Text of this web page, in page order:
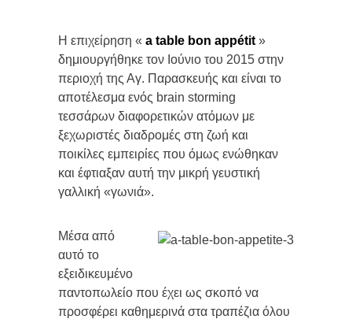
Η επιχείρηση « a table bon appétit »
δημιουργήθηκε τον Ιούνιο του 2015 στην
περιοχή της Αγ. Παρασκευής και είναι το
αποτέλεσμα ενός brain storming
τεσσάρων διαφορετικών ατόμων με
ξεχωριστές διαδρομές στη ζωή και
ποικίλες εμπειρίες που όμως ενώθηκαν
και έφτιαξαν αυτή την μικρή γευστική
γαλλική «γωνιά».
Μέσα από
αυτό το
εξειδικευμένο
παντοπωλείο που έχει ως σκοπό να
προσφέρει καθημερινά στα τραπέζια όλου